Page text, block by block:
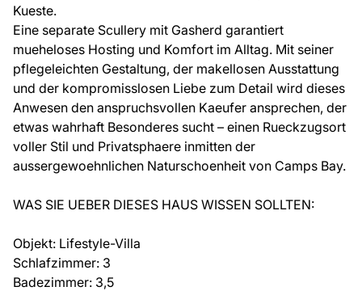
Kueste.
Eine separate Scullery mit Gasherd garantiert
mueheloses Hosting und Komfort im Alltag. Mit seiner
pflegeleichten Gestaltung, der makellosen Ausstattung
und der kompromisslosen Liebe zum Detail wird dieses
Anwesen den anspruchsvollen Kaeufer ansprechen, der
etwas wahrhaft Besonderes sucht – einen Rueckzugsort
voller Stil und Privatsphaere inmitten der
aussergewoehnlichen Naturschoenheit von Camps Bay.
WAS SIE UEBER DIESES HAUS WISSEN SOLLTEN:
Objekt: Lifestyle-Villa
Schlafzimmer: 3
Badezimmer: 3,5